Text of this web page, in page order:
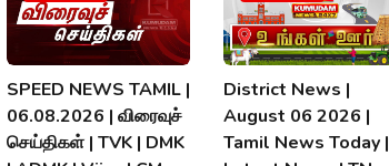
SPEED NEWS TAMIL |
06.08.2026 | விரைவுச்
செய்திகள் | TVK | DMK
District News |
August 06 2026 |
Tamil News Today |